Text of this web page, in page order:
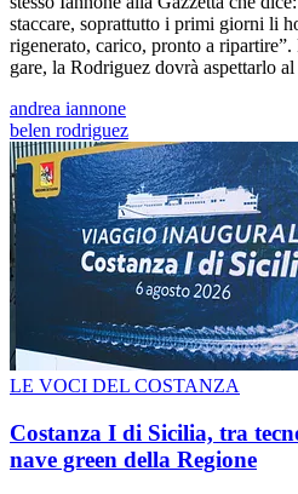
staccare, soprattutto i primi giorni li
rigenerato, carico, pronto a
gare, la Rodriguez dovrà aspettarlo
andrea iannone
belen rodriguez
LE VOCI DEL COSTANZA
Costanza I di Sicilia, tra
nave green della Regione